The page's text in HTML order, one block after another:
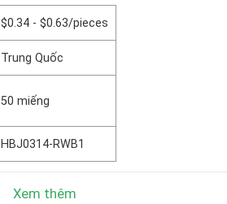
$0.34 - $0.63/pieces
Trung Quốc
50 miếng
HBJ0314-RWB1
Xem thêm